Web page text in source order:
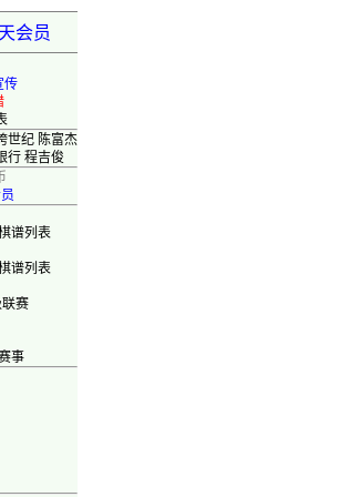
会员
传
世纪 陈富杰
行 程吉俊
谱列表
谱列表
赛
事